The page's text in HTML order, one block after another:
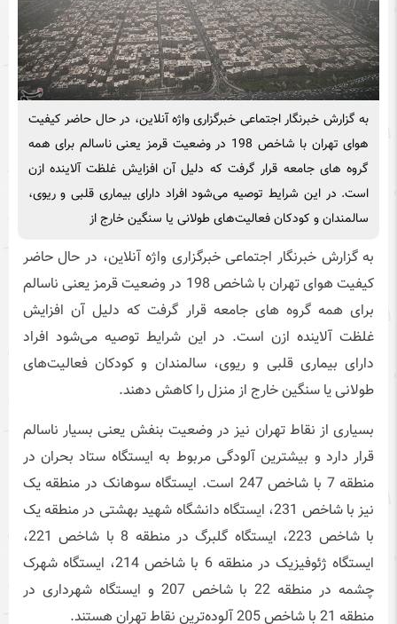
به گزارش خبرنگار اجتماعی خبرگزاری واژه آنلاین، در حال حاضر کیفیت
هوای تهران با شاخص 198 در وضعیت قرمز یعنی ناسالم برای همه
گروه های جامعه قرار گرفت که دلیل آن افزایش غلظت آلاینده ازن
است. در این شرایط توصیه می‌شود افراد دارای بیماری قلبی و ریوی،
سالمندان و کودکان فعالیت‌های طولانی یا سنگین خارج از
به گزارش خبرنگار اجتماعی خبرگزاری واژه آنلاین، در حال حاضر
کیفیت هوای تهران با شاخص 198 در وضعیت قرمز یعنی ناسالم
برای همه گروه های جامعه قرار گرفت که دلیل آن افزایش
غلظت آلاینده ازن است. در این شرایط توصیه می‌شود افراد
دارای بیماری قلبی و ریوی، سالمندان و کودکان فعالیت‌های
طولانی یا سنگین خارج از منزل را کاهش دهند.
بسیاری از نقاط تهران نیز در وضعیت بنفش یعنی بسیار ناسالم
قرار دارد و بیشترین آلودگی مربوط به ایستگاه ستاد بحران در
منطقه 7 با شاخص 247 است. ایستگاه سوهانک در منطقه یک
نیز با شاخص 231، ایستگاه دانشگاه شهید بهشتی در منطقه یک
با شاخص 223، ایستگاه گلبرگ در منطقه 8 با شاخص 221،
ایستگاه ژئوفیزیک در منطقه 6 با شاخص 214، ایستگاه شهرک
چشمه در منطقه 22 با شاخص 207 و ایستگاه شهرداری در
منطقه 21 با شاخص 205 آلوده‌ترین نقاط تهران هستند.